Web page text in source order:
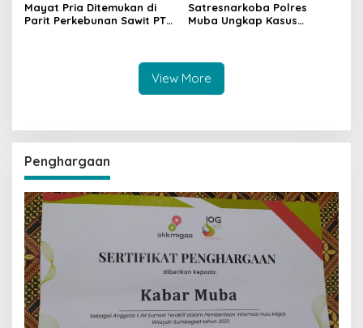
Mayat Pria Ditemukan di
Parit Perkebunan Sawit PT
Satresnarkoba Polres
Muba Ungkap Kasus
Diamankan
View More
Penghargaan